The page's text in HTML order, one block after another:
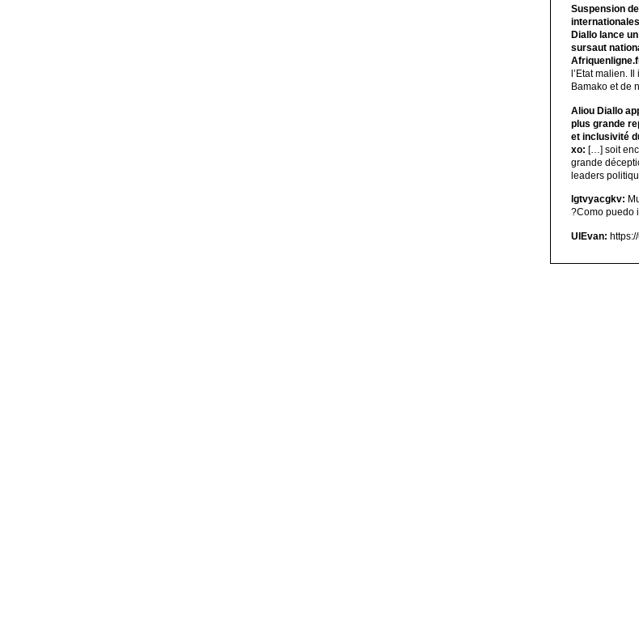
Suspension
Diallo lance
sursaut
l’Etat malien.
Bamako et de n
Aliou Diallo
plus grande
et inclusivité
xo: […] soit
grande
leaders
lgtvyacgkv:
?Como puedo
UIEvan: